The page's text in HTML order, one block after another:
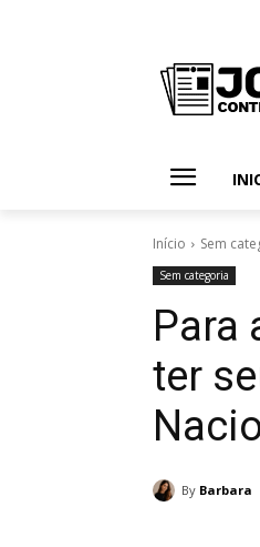
Início Sem
Sem categoria
Para
ter
By Barbara